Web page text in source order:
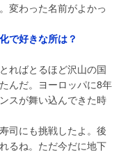
変わった名前がよかっ
で好きな所は？
ればとるほど沢山の国
んだ。ヨーロッパに8年
スが舞い込んできた時
司にも挑戦したよ。後
るね。ただ今だに地下